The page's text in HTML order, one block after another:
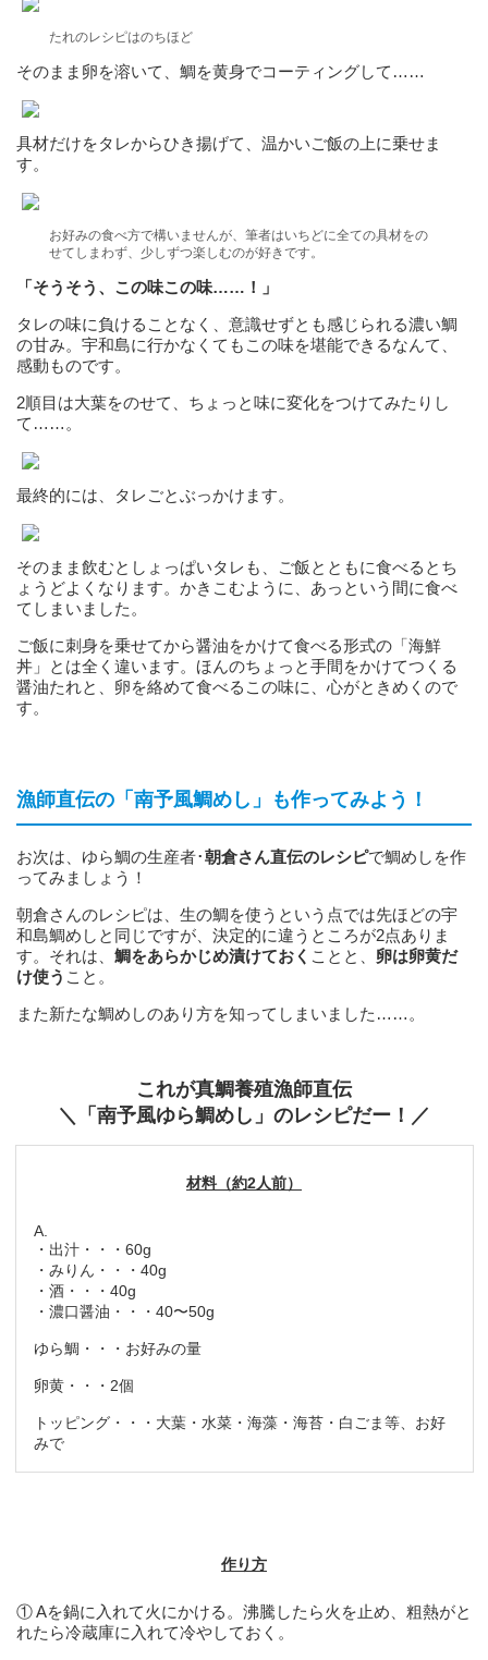
たれのレシピはのちほど
そのまま卵を溶いて、鯛を黄身でコーティングして……
具材だけをタレからひき揚げて、温かいご飯の上に乗せま
す。
お好みの食べ方で構いませんが、筆者はいちどに全ての具材をの
せてしまわず、少しずつ楽しむのが好きです。
「そうそう、この味この味……！」
タレの味に負けることなく、意識せずとも感じられる濃い鯛
の甘み。宇和島に行かなくてもこの味を堪能できるなんて、
感動ものです。
2順目は大葉をのせて、ちょっと味に変化をつけてみたりし
て……。
最終的には、タレごとぶっかけます。
そのまま飲むとしょっぱいタレも、ご飯とともに食べるとち
ょうどよくなります。かきこむように、あっという間に食べ
てしまいました。
ご飯に刺身を乗せてから醤油をかけて食べる形式の「海鮮
丼」とは全く違います。ほんのちょっと手間をかけてつくる
醤油たれと、卵を絡めて食べるこの味に、心がときめくので
す。
漁師直伝の「南予風鯛めし」も作ってみよう！
お次は、ゆら鯛の生産者･朝倉さん直伝のレシピで鯛めしを作
ってみましょう！
朝倉さんのレシピは、生の鯛を使うという点では先ほどの宇
和島鯛めしと同じですが、決定的に違うところが2点ありま
す。それは、 鯛をあらかじめ漬けておく ことと、 卵は卵黄だ
け使う こと。
また新たな鯛めしのあり方を知ってしまいました……。
これが真鯛養殖漁師直伝
＼「南予風ゆら鯛めし」のレシピだー！／
材料（約2人前）
A.
・出汁・・・60g
・みりん・・・40g
・酒・・・40g
・濃口醤油・・・40〜50g
ゆら鯛・・・お好みの量
卵黄・・・2個
トッピング・・・大葉・水菜・海藻・海苔・白ごま等、お好
みで
作り方
① Aを鍋に入れて火にかける。沸騰したら火を止め、粗熱がと
れたら冷蔵庫に入れて冷やしておく。